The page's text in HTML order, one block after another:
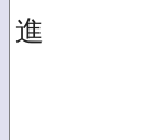
進